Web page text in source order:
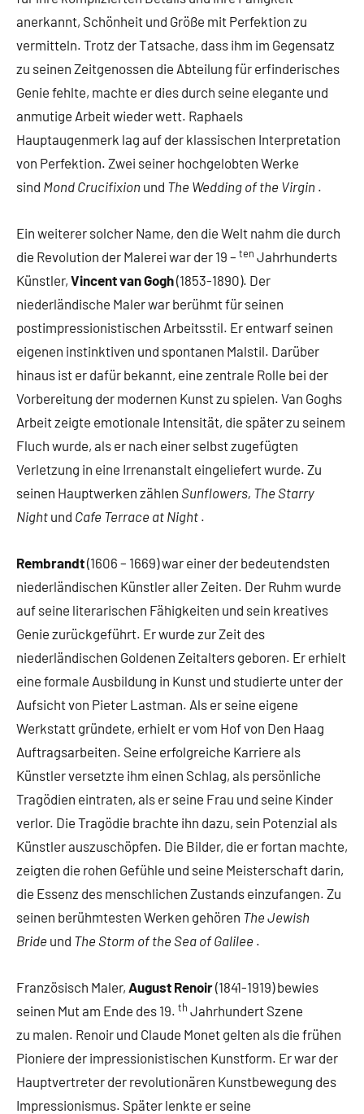
anerkannt, Schönheit und Größe mit Perfektion zu
vermitteln. Trotz der Tatsache, dass ihm im Gegensatz
zu seinen Zeitgenossen die Abteilung für erfinderisches
Genie fehlte, machte er dies durch seine elegante und
anmutige Arbeit wieder wett. Raphaels
Hauptaugenmerk lag auf der klassischen Interpretation
von Perfektion. Zwei seiner hochgelobten Werke
sind Mond Crucifixion und The Wedding of the Virgin .
Ein weiterer solcher Name, den die Welt nahm die durch
die Revolution der Malerei war der 19 – ten Jahrhunderts
Künstler, Vincent van Gogh(1853-1890). Der
niederländische Maler war berühmt für seinen
postimpressionistischen Arbeitsstil. Er entwarf seinen
eigenen instinktiven und spontanen Malstil. Darüber
hinaus ist er dafür bekannt, eine zentrale Rolle bei der
Vorbereitung der modernen Kunst zu spielen. Van Goghs
Arbeit zeigte emotionale Intensität, die später zu seinem
Fluch wurde, als er nach einer selbst zugefügten
Verletzung in eine Irrenanstalt eingeliefert wurde. Zu
seinen Hauptwerken zählen Sunflowers, The Starry
Night und Cafe Terrace at Night .
Rembrandt(1606 – 1669) war einer der bedeutendsten
niederländischen Künstler aller Zeiten. Der Ruhm wurde
auf seine literarischen Fähigkeiten und sein kreatives
Genie zurückgeführt. Er wurde zur Zeit des
niederländischen Goldenen Zeitalters geboren. Er erhielt
eine formale Ausbildung in Kunst und studierte unter der
Aufsicht von Pieter Lastman. Als er seine eigene
Werkstatt gründete, erhielt er vom Hof ​​von Den Haag
Auftragsarbeiten. Seine erfolgreiche Karriere als
Künstler versetzte ihm einen Schlag, als persönliche
Tragödien eintraten, als er seine Frau und seine Kinder
verlor. Die Tragödie brachte ihn dazu, sein Potenzial als
Künstler auszuschöpfen. Die Bilder, die er fortan machte,
zeigten die rohen Gefühle und seine Meisterschaft darin,
die Essenz des menschlichen Zustands einzufangen. Zu
seinen berühmtesten Werken gehören The Jewish
Bride und The Storm of the Sea of ​​Galilee .
Französisch Maler, August Renoir(1841-1919) bewies
seinen Mut am Ende des 19. th Jahrhundert Szene
zu malen. Renoir und Claude Monet gelten als die frühen
Pioniere der impressionistischen Kunstform. Er war der
Hauptvertreter der revolutionären Kunstbewegung des
Impressionismus. Später lenkte er seine